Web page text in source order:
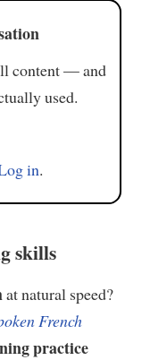
content — and
used.
in.
skills
at natural speed?
French
practice